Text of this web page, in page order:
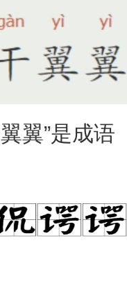
故和出处
翼”是成语